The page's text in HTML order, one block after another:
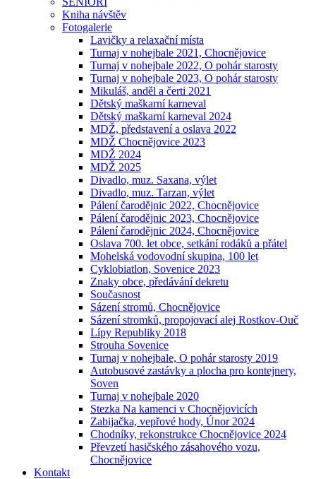
Kniha návštěv
Fotogalerie
Lavičky a relaxační místa
Turnaj v nohejbale 2021, Chocnějovice
Turnaj v nohejbale 2022, O pohár starosty
Turnaj v nohejbale 2023, O pohár starosty
Mikuláš, anděl a čerti 2021
Dětský maškarní karneval
Dětský maškarní karneval 2024
MDŽ, představení a oslava 2022
MDŽ Chocnějovice 2023
MDŽ 2024
MDŽ 2025
Divadlo, muz. Saxana, výlet
Divadlo, muz. Tarzan, výlet
Pálení čarodějnic 2022, Chocnějovice
Pálení čarodějnic 2023, Chocnějovice
Pálení čarodějnic 2024, Chocnějovice
Oslava 700. let obce, setkání rodáků a přátel
Mohelská vodovodní skupina, 100 let
Cyklobiatlon, Sovenice 2023
Znaky obce, předávání dekretu
Současnost
Sázení stromů, Chocnějovice
Sázení stromků, propojovací alej Rostkov-Ouč
Lípy Republiky 2018
Strouha Sovenice
Turnaj v nohejbale, O pohár starosty 2019
Autobusové zastávky a plocha pro kontejnery,
Soven
Turnaj v nohejbale 2020
Stezka Na kamenci v Chocnějovicích
Zabijačka, vepřové hody, Únor 2024
Chodníky, rekonstrukce Chocnějovice 2024
Převzetí hasičského zásahového vozu,
Chocnějovice
Kontakt